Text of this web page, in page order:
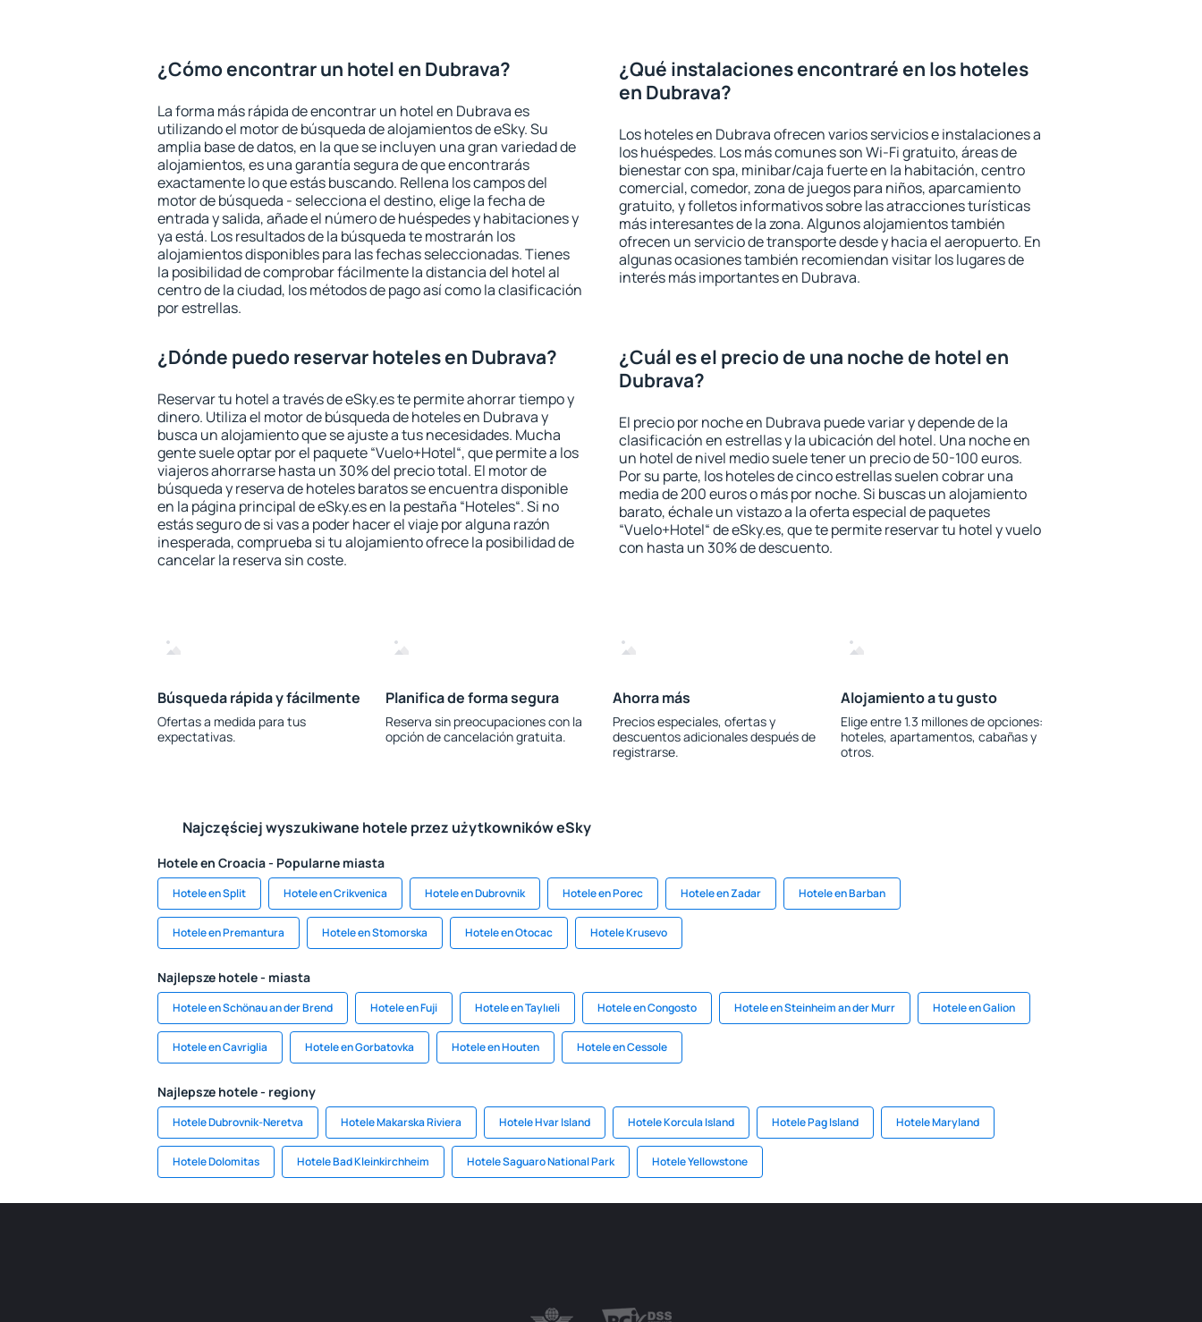
¿Cómo encontrar un hotel en Dubrava?
La forma más rápida de encontrar un hotel en Dubrava es
utilizando el motor de búsqueda de alojamientos de eSky. Su
amplia base de datos, en la que se incluyen una gran variedad de
alojamientos, es una garantía segura de que encontrarás
exactamente lo que estás buscando. Rellena los campos del
motor de búsqueda - selecciona el destino, elige la fecha de
entrada y salida, añade el número de huéspedes y habitaciones y
ya está. Los resultados de la búsqueda te mostrarán los
alojamientos disponibles para las fechas seleccionadas. Tienes
la posibilidad de comprobar fácilmente la distancia del hotel al
centro de la ciudad, los métodos de pago así como la clasificación
por estrellas.
¿Qué instalaciones encontraré en los hoteles
en Dubrava?
Los hoteles en Dubrava ofrecen varios servicios e instalaciones a
los huéspedes. Los más comunes son Wi-Fi gratuito, áreas de
bienestar con spa, minibar/caja fuerte en la habitación, centro
comercial, comedor, zona de juegos para niños, aparcamiento
gratuito, y folletos informativos sobre las atracciones turísticas
más interesantes de la zona. Algunos alojamientos también
ofrecen un servicio de transporte desde y hacia el aeropuerto. En
algunas ocasiones también recomiendan visitar los lugares de
interés más importantes en Dubrava.
¿Dónde puedo reservar hoteles en Dubrava?
Reservar tu hotel a través de eSky.es te permite ahorrar tiempo y
dinero. Utiliza el motor de búsqueda de hoteles en Dubrava y
busca un alojamiento que se ajuste a tus necesidades. Mucha
gente suele optar por el paquete “Vuelo+Hotel“, que permite a los
viajeros ahorrarse hasta un 30% del precio total. El motor de
búsqueda y reserva de hoteles baratos se encuentra disponible
en la página principal de eSky.es en la pestaña “Hoteles“. Si no
estás seguro de si vas a poder hacer el viaje por alguna razón
inesperada, comprueba si tu alojamiento ofrece la posibilidad de
cancelar la reserva sin coste.
¿Cuál es el precio de una noche de hotel en
Dubrava?
El precio por noche en Dubrava puede variar y depende de la
clasificación en estrellas y la ubicación del hotel. Una noche en
un hotel de nivel medio suele tener un precio de 50-100 euros.
Por su parte, los hoteles de cinco estrellas suelen cobrar una
media de 200 euros o más por noche. Si buscas un alojamiento
barato, échale un vistazo a la oferta especial de paquetes
“Vuelo+Hotel“ de eSky.es, que te permite reservar tu hotel y vuelo
con hasta un 30% de descuento.
Búsqueda rápida y fácilmente
Ofertas a medida para tus
expectativas.
Planifica de forma segura
Reserva sin preocupaciones con la
opción de cancelación gratuita.
Ahorra más
Precios especiales, ofertas y
descuentos adicionales después de
registrarse.
Alojamiento a tu gusto
Elige entre 1.3 millones de opciones:
hoteles, apartamentos, cabañas y
otros.
Najczęściej wyszukiwane hotele przez użytkowników eSky
Hotele en Croacia - Popularne miasta
Hotele en Split Hotele en Crikvenica Hotele en Dubrovnik Hotele en Porec Hotele en Zadar Hotele en Barban
Hotele en Premantura Hotele en Stomorska Hotele en Otocac Hotele Krusevo
Najlepsze hotele - miasta
Hotele en Schönau an der Brend Hotele en Fuji Hotele en Taylıeli Hotele en Congosto Hotele en Steinheim an der Murr Hotele en Galion
Hotele en Cavriglia Hotele en Gorbatovka Hotele en Houten Hotele en Cessole
Najlepsze hotele - regiony
Hotele Dubrovnik-Neretva Hotele Makarska Riviera Hotele Hvar Island Hotele Korcula Island Hotele Pag Island Hotele Maryland
Hotele Dolomitas Hotele Bad Kleinkirchheim Hotele Saguaro National Park Hotele Yellowstone